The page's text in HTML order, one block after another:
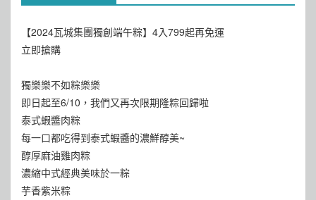
【2024瓦城集團獨創端午粽】4入799起再免運
立即搶購
獨樂樂不如粽樂樂
即日起至6/10，我們又再次限期隆粽回歸啦
泰式蝦醬肉粽
每一口都吃得到泰式蝦醬的濃鮮醇美~
醇厚麻油雞肉粽
濃縮中式經典美味於一粽
芋香紫米粽